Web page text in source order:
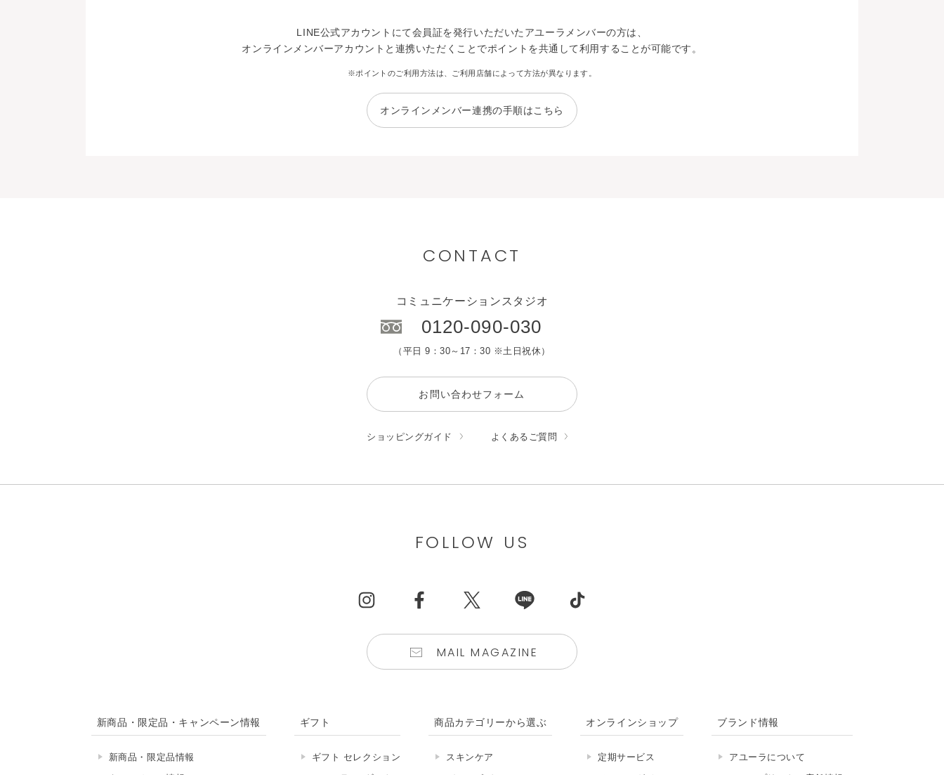
LINE公式アカウントにて会員証を発行いただいたアユーラメンバーの方は、
オンラインメンバーアカウントと連携いただくことでポイントを共通して利用することが可能です。
※ポイントのご利用方法は、ご利用店舗によって方法が異なります。
オンラインメンバー連携の手順はこちら
CONTACT
コミュニケーションスタジオ
0120-090-030
（平日 9：30～17：30 ※土日祝休）
お問い合わせフォーム
ショッピングガイド よくあるご質問
FOLLOW US
MAIL MAGAZINE
新商品・限定品・キャンペーン情報
新商品・限定品情報
ギフト
ギフト セレクション
商品カテゴリーから選ぶ
スキンケア
オンラインショップ
定期サービス
ブランド情報
アユーラについて